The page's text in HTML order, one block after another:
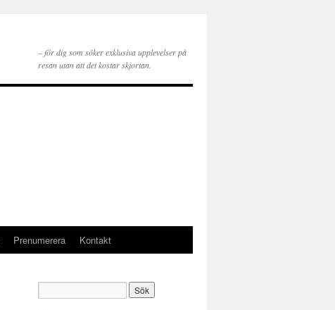
– för dig som söker exklusiva upplevelser på
resan utan att det kostar skjortan.
Prenumerera Kontakt